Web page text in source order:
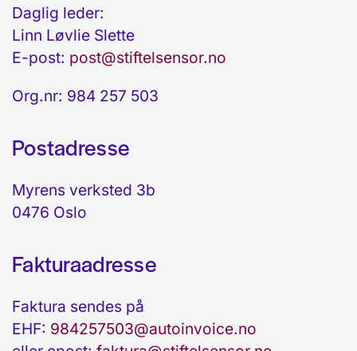
Daglig leder:
Linn Løvlie Slette
E-post: post@stiftelsensor.no
Org.nr: 984 257 503
Postadresse
Myrens verksted 3b
0476 Oslo
Fakturaadresse
Faktura sendes på
EHF: 984257503@autoinvoice.no